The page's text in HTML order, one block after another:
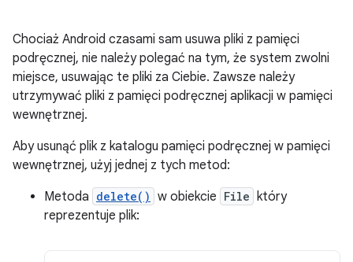
Chociaż Android czasami sam usuwa pliki z pamięci
podręcznej, nie należy polegać na tym, że system zwolni
miejsce, usuwając te pliki za Ciebie. Zawsze należy
utrzymywać pliki z pamięci podręcznej aplikacji w pamięci
wewnętrznej.
Aby usunąć plik z katalogu pamięci podręcznej w pamięci
wewnętrznej, użyj jednej z tych metod:
Metoda delete() w obiekcie File który
reprezentuje plik: